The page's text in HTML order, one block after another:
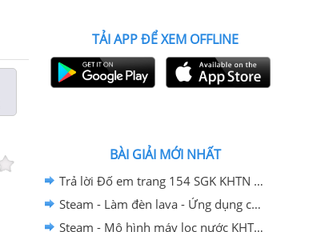
TẢI APP ĐỂ XEM OFFLINE
BÀI GIẢI MỚI NHẤT
Trả lời Đố em trang 154 SGK KHTN 6 Chân trời sáng tạo
Steam - Làm đèn lava - Ứng dụng của nhũ tương KHTN 6 - Chân trời sáng tạo
Steam - Mô hình máy lọc nước KHTN 6 Chân trời sáng tạo